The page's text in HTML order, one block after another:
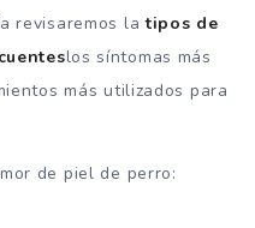
revisaremos la tipos de
los síntomas más
más utilizados para
de piel de perro: